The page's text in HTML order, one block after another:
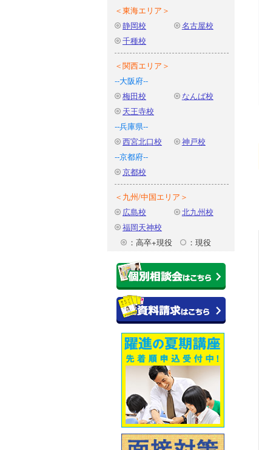
＜東海エリア＞
静岡校
名古屋校
千種校
＜関西エリア＞
--大阪府--
梅田校
なんば校
天王寺校
--兵庫県--
西宮北口校
神戸校
--京都府--
京都校
＜九州/中国エリア＞
広島校
北九州校
福岡天神校
：高卒+現役
：現役